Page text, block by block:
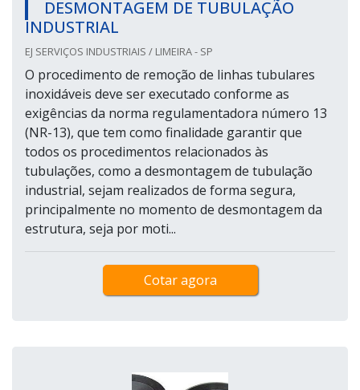
DESMONTAGEM DE TUBULAÇÃO
INDUSTRIAL
EJ SERVIÇOS INDUSTRIAIS / LIMEIRA - SP
O procedimento de remoção de linhas tubulares
inoxidáveis deve ser executado conforme as
exigências da norma regulamentadora número 13
(NR-13), que tem como finalidade garantir que
todos os procedimentos relacionados às
tubulações, como a desmontagem de tubulação
industrial, sejam realizados de forma segura,
principalmente no momento de desmontagem da
estrutura, seja por moti...
Cotar agora